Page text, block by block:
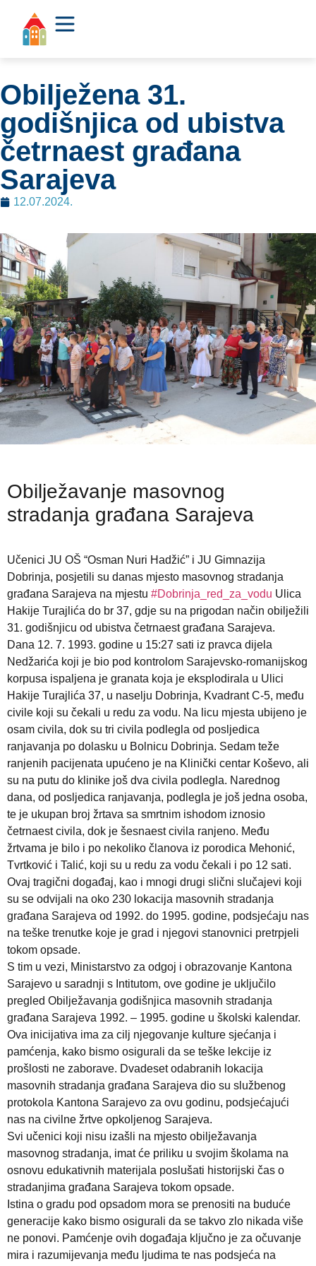
Obilježena 31.
godišnjica od ubistva
četrnaest građana
Sarajeva
12.07.2024.
Obilježavanje masovnog
stradanja građana Sarajeva
Učenici JU OŠ “Osman Nuri Hadžić” i JU Gimnazija
Dobrinja, posjetili su danas mjesto masovnog stradanja
građana Sarajeva na mjestu #Dobrinja_red_za_vodu Ulica
Hakije Turajlića do br 37, gdje su na prigodan način obilježili
31. godišnjicu od ubistva četrnaest građana Sarajeva.
Dana 12. 7. 1993. godine u 15:27 sati iz pravca dijela
Nedžarića koji je bio pod kontrolom Sarajevsko-romanijskog
korpusa ispaljena je granata koja je eksplodirala u Ulici
Hakije Turajlića 37, u naselju Dobrinja, Kvadrant C-5, među
civile koji su čekali u redu za vodu. Na licu mjesta ubijeno je
osam civila, dok su tri civila podlegla od posljedica
ranjavanja po dolasku u Bolnicu Dobrinja. Sedam teže
ranjenih pacijenata upućeno je na Klinički centar Koševo, ali
su na putu do klinike još dva civila podlegla. Narednog
dana, od posljedica ranjavanja, podlegla je još jedna osoba,
te je ukupan broj žrtava sa smrtnim ishodom iznosio
četrnaest civila, dok je šesnaest civila ranjeno. Među
žrtvama je bilo i po nekoliko članova iz porodica Mehonić,
Tvrtković i Talić, koji su u redu za vodu čekali i po 12 sati.
Ovaj tragični događaj, kao i mnogi drugi slični slučajevi koji
su se odvijali na oko 230 lokacija masovnih stradanja
građana Sarajeva od 1992. do 1995. godine, podsjećaju nas
na teške trenutke koje je grad i njegovi stanovnici pretrpjeli
tokom opsade.
S tim u vezi, Ministarstvo za odgoj i obrazovanje Kantona
Sarajevo u saradnji s Intitutom, ove godine je uključilo
pregled Obilježavanja godišnjica masovnih stradanja
građana Sarajeva 1992. – 1995. godine u školski kalendar.
Ova inicijativa ima za cilj njegovanje kulture sjećanja i
pamćenja, kako bismo osigurali da se teške lekcije iz
prošlosti ne zaborave. Dvadeset odabranih lokacija
masovnih stradanja građana Sarajeva dio su službenog
protokola Kantona Sarajevo za ovu godinu, podsjećajući
nas na civilne žrtve opkoljenog Sarajeva.
Svi učenici koji nisu izašli na mjesto obilježavanja
masovnog stradanja, imat će priliku u svojim školama na
osnovu edukativnih materijala poslušati historijski čas o
stradanjima građana Sarajeva tokom opsade.
Istina o gradu pod opsadom mora se prenositi na buduće
generacije kako bismo osigurali da se takvo zlo nikada više
ne ponovi. Pamćenje ovih događaja ključno je za očuvanje
mira i razumijevanja među ljudima te nas podsjeća na